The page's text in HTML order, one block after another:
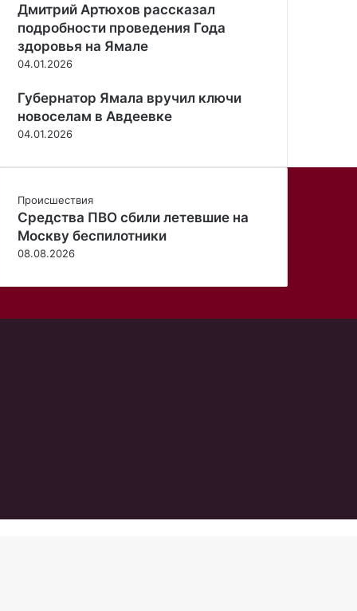
в
а
е
»
д
в
й
Дмитрий Артюхов рассказал
подробности проведения Года
здоровья на Ямале
04.01.2026
Губернатор Ямала вручил ключи
новоселам в Авдеевке
04.01.2026
Происшествия
Средства ПВО сбили летевшие на
Москву беспилотники
08.08.2026